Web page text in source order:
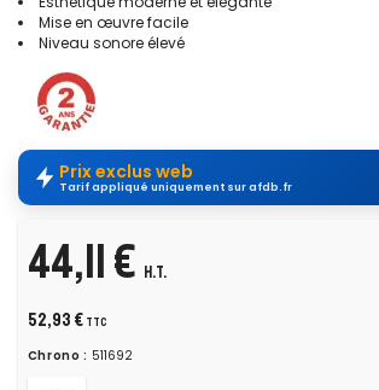
Mise en œuvre facile
Niveau sonore élevé
Prix exclus web
Tarif appliqué uniquement sur afdb.fr
44,11 € H.T.
52,93 € TTC
Chrono : 511692